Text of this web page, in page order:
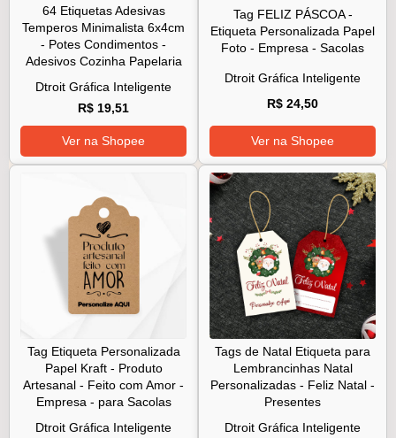
64 Etiquetas Adesivas
Temperos Minimalista 6x4cm
- Potes Condimentos -
Adesivos Cozinha Papelaria
Dtroit Gráfica Inteligente
R$ 19,51
Ver na Shopee
Tag FELIZ PÁSCOA -
Etiqueta Personalizada Papel
Foto - Empresa - Sacolas
Dtroit Gráfica Inteligente
R$ 24,50
Ver na Shopee
Tag Etiqueta Personalizada
Papel Kraft - Produto
Artesanal - Feito com Amor -
Empresa - para Sacolas
Dtroit Gráfica Inteligente
Tags de Natal Etiqueta para
Lembrancinhas Natal
Personalizadas - Feliz Natal -
Presentes
Dtroit Gráfica Inteligente